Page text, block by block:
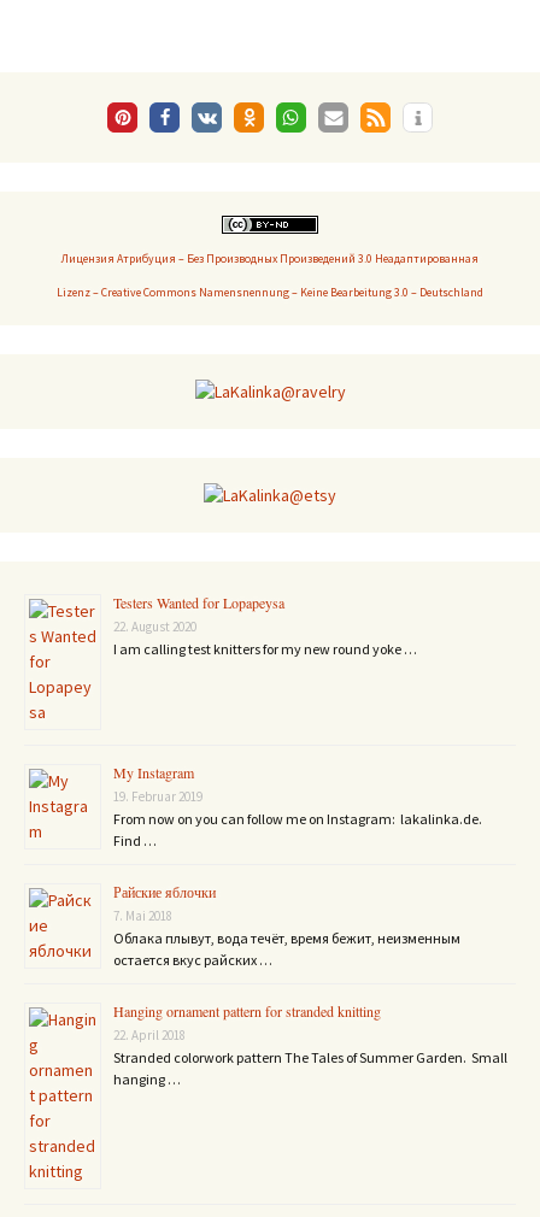
Лицензия Атрибуция – Без Производных Произведений 3.0 Неадаптированная
Lizenz – Creative Commons Namensnennung – Keine Bearbeitung 3.0 – Deutschland
Testers Wanted for Lopapeysa
22. August 2020
I am calling test knitters for my new round yoke …
My Instagram
19. Februar 2019
From now on you can follow me on Instagram: lakalinka.de.
Find …
Райские яблочки
7. Mai 2018
Облака плывут, вода течёт, время бежит, неизменным
остается вкус райских …
Hanging ornament pattern for stranded knitting
22. April 2018
Stranded colorwork pattern The Tales of Summer Garden. Small
hanging …